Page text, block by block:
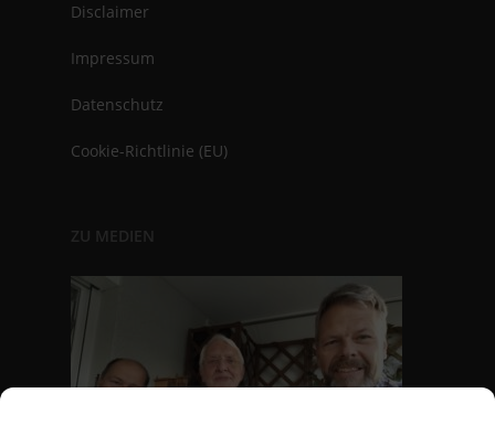
Disclaimer
Impressum
Datenschutz
Cookie-Richtlinie (EU)
ZU MEDIEN